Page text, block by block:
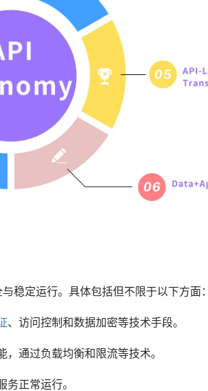
稳定运行。具体包括但不限于以下方面：
、访问控制和数据加密等技术手段。
通过负载均衡和限流等技术。
务正常运行。